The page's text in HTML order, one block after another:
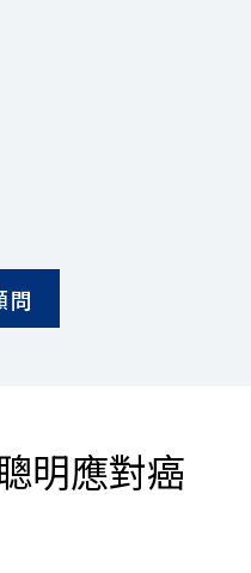
問
明應對癌